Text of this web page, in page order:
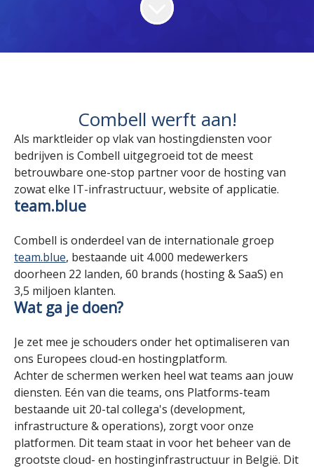
Combell werft aan!
Als marktleider op vlak van hostingdiensten voor
bedrijven is Combell uitgegroeid tot de meest
betrouwbare one-stop partner voor de hosting van
zowat elke IT-infrastructuur, website of applicatie.
team.blue
Combell is onderdeel van de internationale groep
team.blue, bestaande uit 4.000 medewerkers
doorheen 22 landen, 60 brands (hosting & SaaS) en
3,5 miljoen klanten.
Wat ga je doen?
Je zet mee je schouders onder het optimaliseren van
ons Europees cloud-en hostingplatform.
Achter de schermen werken heel wat teams aan jouw
diensten. Eén van die teams, ons Platforms-team
bestaande uit 20-tal collega's (development,
infrastructure & operations), zorgt voor onze
platformen. Dit team staat in voor het beheer van de
grootste cloud- en hostinginfrastructuur in België. Dit